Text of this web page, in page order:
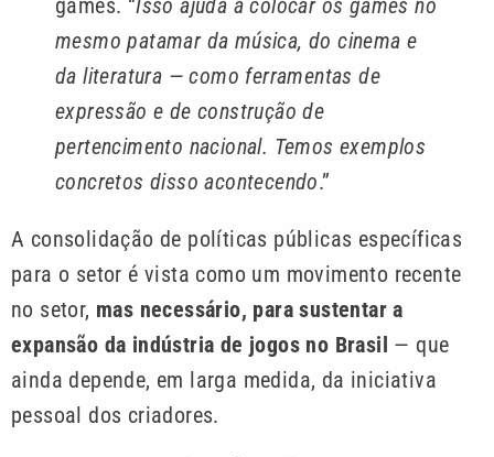
games. “Isso ajuda a colocar os games no
mesmo patamar da música, do cinema e
da literatura — como ferramentas de
expressão e de construção de
pertencimento nacional. Temos exemplos
concretos disso acontecendo.”
A consolidação de políticas públicas específicas
para o setor é vista como um movimento recente
no setor, mas necessário, para sustentar a
expansão da indústria de jogos no Brasil — que
ainda depende, em larga medida, da iniciativa
pessoal dos criadores.